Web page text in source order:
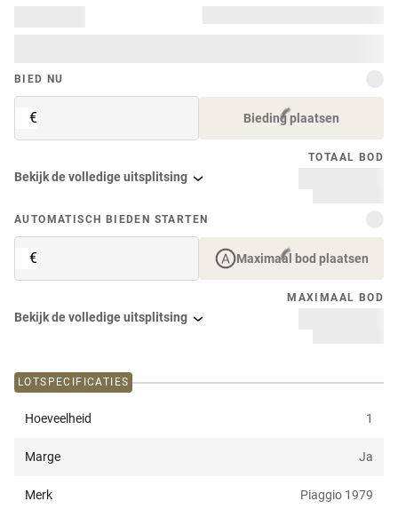
BIED NU
€ Bieding plaatsen
TOTAAL BOD
Bekijk de volledige uitsplitsing
AUTOMATISCH BIEDEN STARTEN
€ Maximaal bod plaatsen
MAXIMAAL BOD
Bekijk de volledige uitsplitsing
LOTSPECIFICATIES
Hoeveelheid 1
Marge Ja
Merk Piaggio 1979